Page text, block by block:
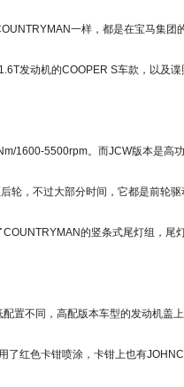
一样，都是在宝马集团
发动机的COOPER S车款，以及
1600-5500rpm。而JCW版本是高
轮，不过大部分时间，它都是前轮
的竖条式尾灯组，尾
置不同，高配版本车型的发动机盖
红色卡钳喷涂，卡钳上也有